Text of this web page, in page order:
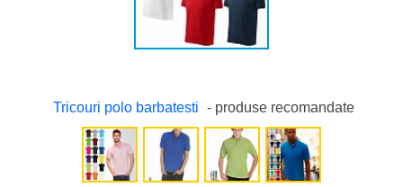
Tricouri polo barbatesti - produse recomandate